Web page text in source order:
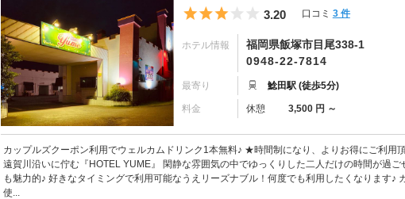
5つ星のうち3
3.20 口コミ 3 件
ホテル情報
福岡県飯塚市目尾338-1
0948-22-7814
最寄り 鯰田駅 (徒歩5分)
料金 休憩 3,500 円 ～
カップルズクーポン利用でウェルカムドリンク1本無料♪ ★時間制になり、よりお得にご利用
遠賀川沿いに佇む『HOTEL YUME』 閑静な雰囲気の中でゆっくりした二人だけの時間が過
も魅力的♪ 好きなタイミングで利用可能なうえリーズナブル！何度でも利用したくなります♪
使...